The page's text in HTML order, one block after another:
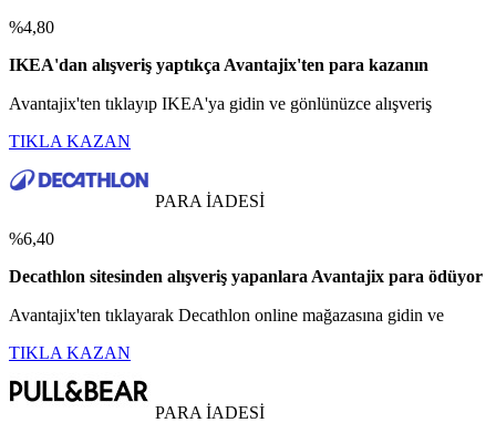
%4,80
IKEA'dan alışveriş yaptıkça Avantajix'ten para kazanın
Avantajix'ten tıklayıp IKEA'ya gidin ve gönlünüzce alışveriş
TIKLA KAZAN
PARA İADESİ
%6,40
Decathlon sitesinden alışveriş yapanlara Avantajix para ödüyor
Avantajix'ten tıklayarak Decathlon online mağazasına gidin ve
TIKLA KAZAN
PARA İADESİ